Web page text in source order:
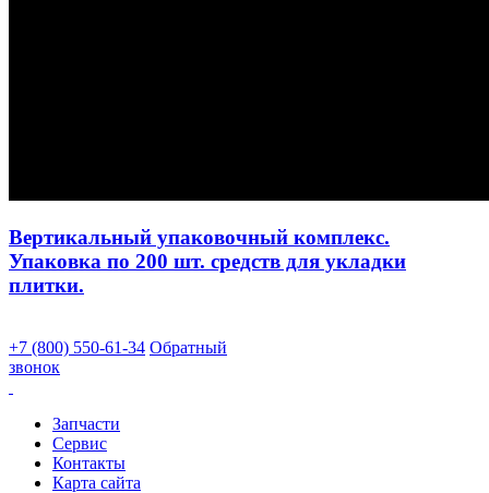
Вертикальный упаковочный комплекс.
Упаковка по 200 шт. средств для укладки
плитки.
+7 (800) 550-61-34 Обратный
звонок
Запчасти
Сервис
Контакты
Карта сайта